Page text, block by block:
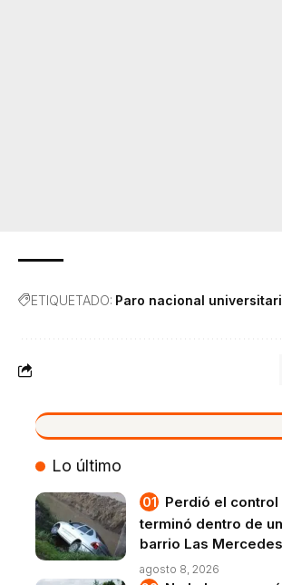
ETIQUETADO: Paro nacional
VIVO
Lo último
Perdió el control
terminó dentro de
barrio Las Mercedes
agosto 8, 2026